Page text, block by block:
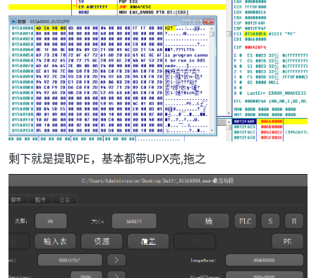
剩下就是提取PE，基本都带UPX壳,拖之